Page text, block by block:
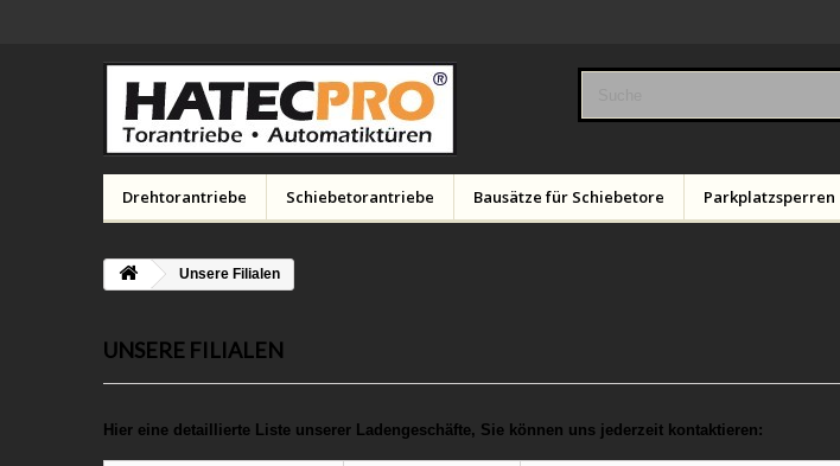
Drehtorantriebe Schiebetorantriebe Bausätze für Schiebetore Parkplatzsperren
Unsere Filialen
UNSERE FILIALEN
Hier eine detaillierte Liste unserer Ladengeschäfte, Sie können uns jederzeit kontaktieren: